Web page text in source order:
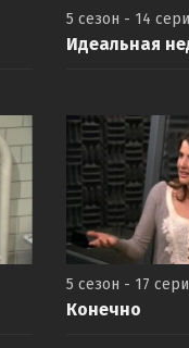
5 сезон - 14
Идеальная
5 сезон - 17
Конечно